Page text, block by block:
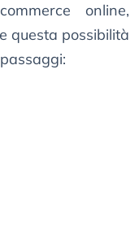
online,
questa possibilità